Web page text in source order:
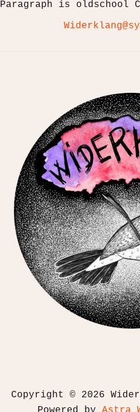
Paragraph is oldschool
Copyright © 2026